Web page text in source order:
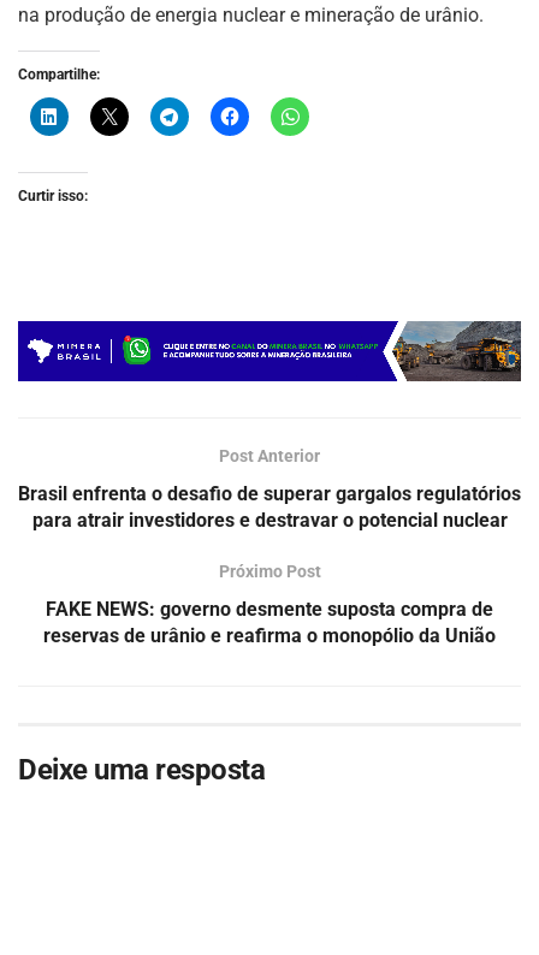
na produção de energia nuclear e mineração de urânio.
Compartilhe:
Curtir isso:
Post Anterior
Brasil enfrenta o desafio de superar gargalos regulatórios
para atrair investidores e destravar o potencial nuclear
Próximo Post
FAKE NEWS: governo desmente suposta compra de
reservas de urânio e reafirma o monopólio da União
Deixe uma resposta